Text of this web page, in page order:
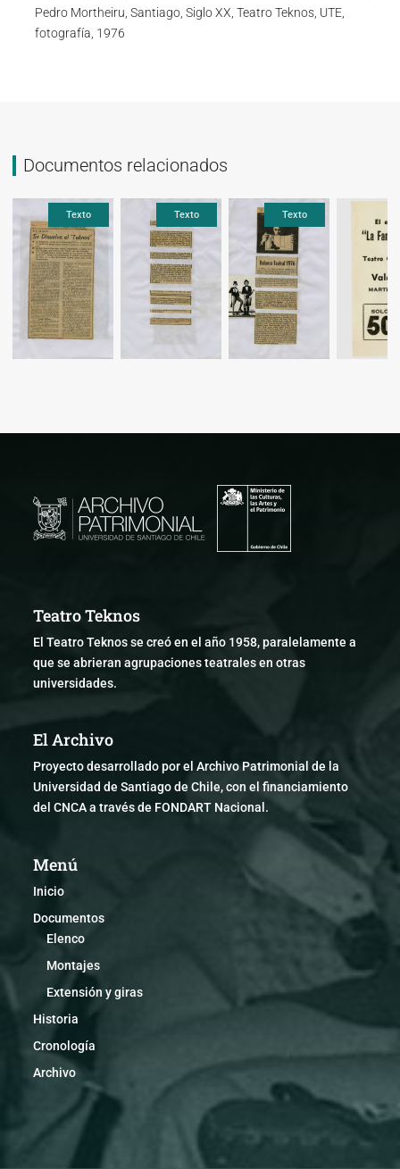
Pedro Mortheiru, Santiago, Siglo XX, Teatro Teknos, UTE,
fotografía, 1976
Documentos relacionados
Texto Texto Texto
Teatro Teknos
El Teatro Teknos se creó en el año 1958, paralelamente a
que se abrieran agrupaciones teatrales en otras
universidades.
El Archivo
Proyecto desarrollado por el Archivo Patrimonial de la
Universidad de Santiago de Chile, con el financiamiento
del CNCA a través de FONDART Nacional.
Menú
Inicio
Documentos
Elenco
Montajes
Extensión y giras
Historia
Cronología
Archivo